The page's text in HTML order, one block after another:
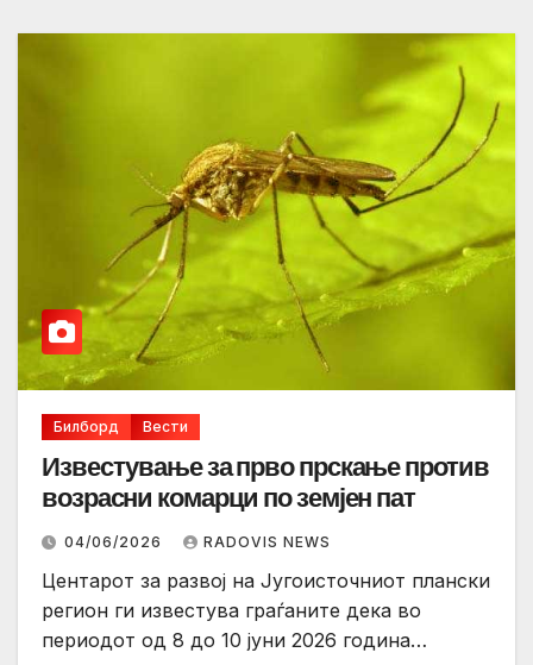
Билборд Вести
Известување за прво прскање против
возрасни комарци по земјен пат
04/06/2026 RADOVIS NEWS
Центарот за развој на Југоисточниот плански
регион ги известува граѓаните дека во
периодот од 8 до 10 јуни 2026 година…